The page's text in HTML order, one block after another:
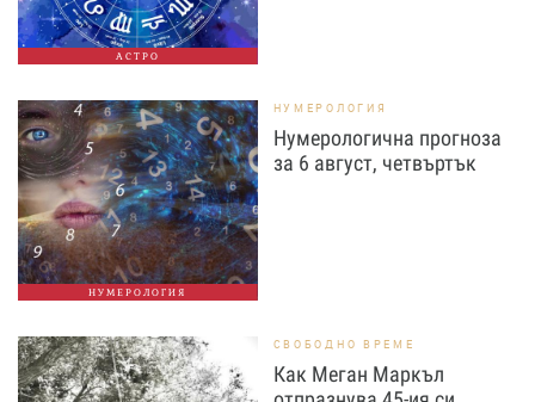
АСТРО
НУМЕРОЛОГИЯ
НУМЕРОЛОГИЯ
Нумерологична прогноза
за 6 август, четвъртък
СВОБОДНО ВРЕМЕ
Как Меган Маркъл